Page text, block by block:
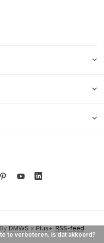
DMWSxPlus+ RSS-feed
te verbeteren. Is dat akkoord?